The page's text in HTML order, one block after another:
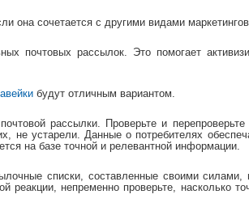
она сочетается с другими видами
почтовых рассылок. Это помогает
будут отличным вариантом.
рассылки. Проверьте и перепроверьте
не устарели. Данные о потребителях
на базе точной и релевантной информации.
списки, составленные своими силами,
реакции, непременно проверьте, насколько